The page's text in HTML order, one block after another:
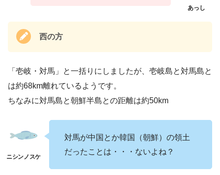
西の方
「壱岐・対馬」と一括りにしましたが、壱岐島と対馬島と
は約68km離れているようです。
ちなみに対馬島と朝鮮半島との距離は約50km
対馬が中国とか韓国（朝鮮）の領土
だったことは・・・ないよね？